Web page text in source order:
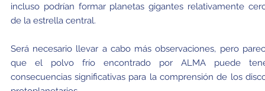
incluso podrían formar planetas gigantes relativamente
de la estrella central.
Será necesario llevar a cabo más observaciones, pero
que el polvo frío encontrado por ALMA puede
consecuencias significativas para la comprensión de los